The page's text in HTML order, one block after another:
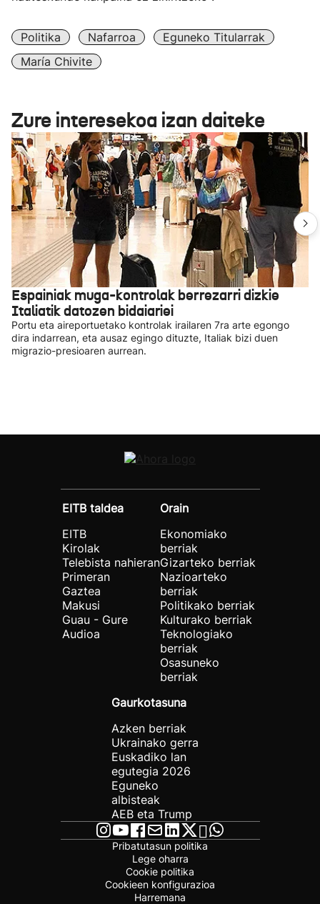
Politika Nafarroa
Eguneko Titularrak
María Chivite
Zure interesekoa izan daiteke
Espainiak muga-kontrolak berrezarri dizkie
Italiatik datozen bidaiariei
Portu eta aireportuetako kontrolak irailaren 7ra arte egongo
dira indarrean, eta ausaz egingo dituzte, Italiak bizi duen
migrazio-presioaren aurrean.
EITB taldea
EITB
Kirolak
Telebista nahieran
Primeran
Gaztea
Makusi
Guau - Gure
Audioa
Orain
Ekonomiako
berriak
Gizarteko berriak
Nazioarteko
berriak
Politikako berriak
Kulturako berriak
Teknologiako
berriak
Osasuneko
berriak
Gaurkotasuna
Azken berriak
Ukrainako gerra
Euskadiko lan
egutegia 2026
Eguneko
albisteak
AEB eta Trump
Pribatutasun politika
Lege oharra
Cookie politika
Cookieen konfigurazioa
Harremana